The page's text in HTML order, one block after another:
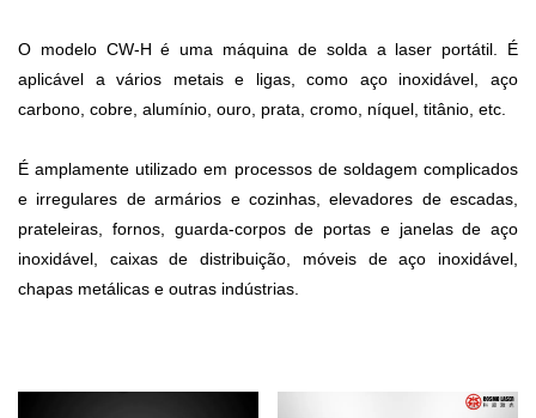
O modelo CW-H é uma máquina de solda a laser portátil. É
aplicável a vários metais e ligas, como aço inoxidável, aço
carbono, cobre, alumínio, ouro, prata, cromo, níquel, titânio, etc.
É amplamente utilizado em processos de soldagem complicados
e irregulares de armários e cozinhas, elevadores de escadas,
prateleiras, fornos, guarda-corpos de portas e janelas de aço
inoxidável, caixas de distribuição, móveis de aço inoxidável,
chapas metálicas e outras indústrias.